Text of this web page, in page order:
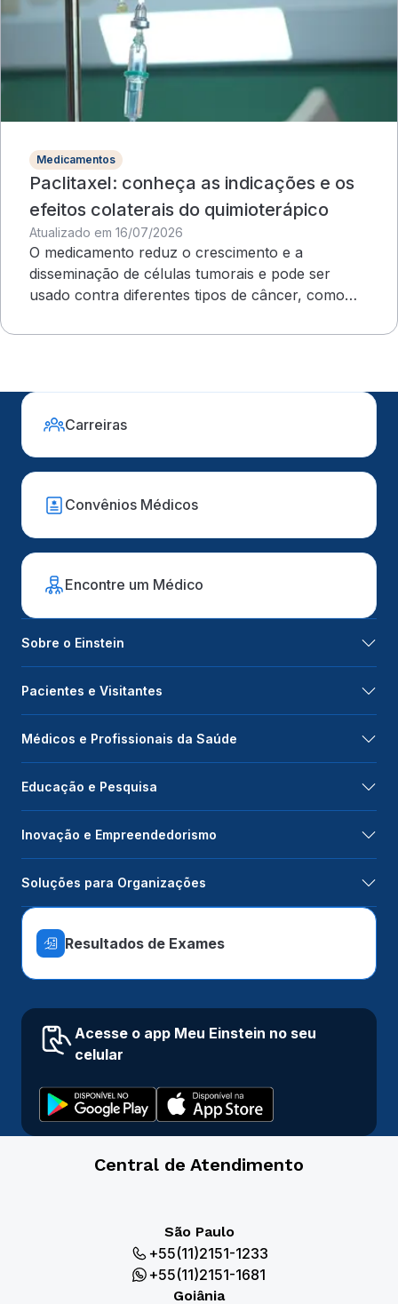
Medicamentos
Paclitaxel: conheça as indicações e os
efeitos colaterais do quimioterápico
Atualizado em 16/07/2026
O medicamento reduz o crescimento e a
disseminação de células tumorais e pode ser
usado contra diferentes tipos de câncer, como
Carreiras
Convênios Médicos
Encontre um Médico
Sobre o Einstein
Pacientes e Visitantes
Médicos e Profissionais da Saúde
Educação e Pesquisa
Inovação e Empreendedorismo
Soluções para Organizações
Resultados de Exames
Acesse o app Meu Einstein no seu
celular
Central de Atendimento
São Paulo
+55(11)2151-1233
+55(11)2151-1681
Goiânia